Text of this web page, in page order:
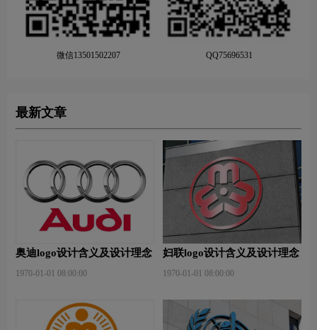
微信13501502207 QQ75696531
最新文章
奥迪logo设计含义及设计理念
1970-01-01 08:00:00
妇联logo设计含义及设计理念
1970-01-01 08:00:00